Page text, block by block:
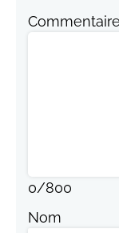
Commentaire
0/800
Nom